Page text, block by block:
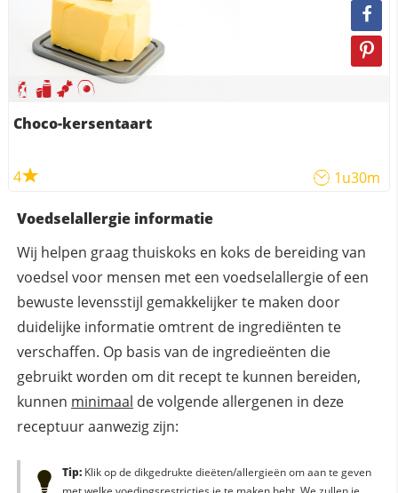
Choco-kersentaart
4 1u30m
Voedselallergie informatie
Wij helpen graag thuiskoks en koks de bereiding van
voedsel voor mensen met een voedselallergie of een
bewuste levensstijl gemakkelijker te maken door
duidelijke informatie omtrent de ingrediënten te
verschaffen. Op basis van de ingredieënten die
gebruikt worden om dit recept te kunnen bereiden,
kunnen minimaal de volgende allergenen in deze
receptuur aanwezig zijn:
Tip:Klik op de dikgedrukte dieëten/allergieën om aan te geven